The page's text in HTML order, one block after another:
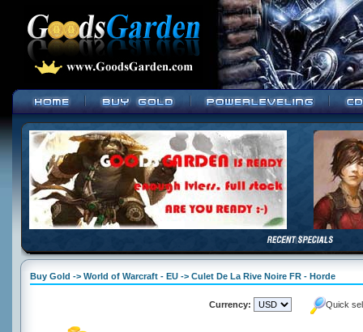
Buy Gold -> World of Warcraft - EU -> Culet De La Rive Noire FR - Horde
Currency: Quick